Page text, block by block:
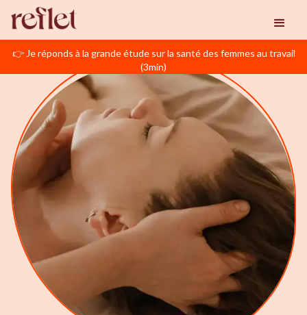
👉 Je réponds à la grande étude sur la santé des femmes au travail
(3min)